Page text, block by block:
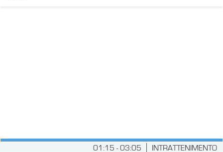
INTRATTENIMENTO
01:15 - 03:05